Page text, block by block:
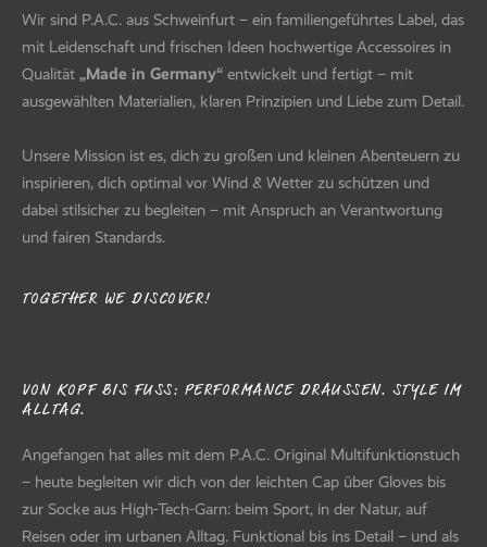
Wir sind P.A.C. aus Schweinfurt – ein familiengeführtes Label, das
mit Leidenschaft und frischen Ideen hochwertige Accessoires in
Qualität „Made in Germany“ entwickelt und fertigt – mit
ausgewählten Materialien, klaren Prinzipien und Liebe zum Detail.
Unsere Mission ist es, dich zu großen und kleinen Abenteuern zu
inspirieren, dich optimal vor Wind & Wetter zu schützen und
dabei stilsicher zu begleiten – mit Anspruch an Verantwortung
und fairen Standards.
TOGETHER WE DISCOVER!
VON KOPF BIS FUSS: PERFORMANCE DRAUSSEN. STYLE IM AL
LTAG.
Angefangen hat alles mit dem P.A.C. Original Multifunktionstuch
– heute begleiten wir dich von der leichten Cap über Gloves bis
zur Socke aus High-Tech-Garn: beim Sport, in der Natur, auf
Reisen oder im urbanen Alltag. Funktional bis ins Detail – und als